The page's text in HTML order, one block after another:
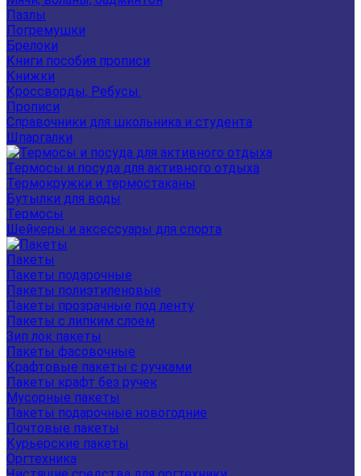
Пазлы
Погремушки
Брелоки
Книги пособия прописи
Книжки
Кроссворды, Ребусы.
Прописи
Справочники для школьника и студента
Шпаргалки
Термосы и посуда для активного отдыха
Термокружки и термостаканы
Бутылки для воды
Термосы
Шейкеры и аксессуары для спорта
Пакеты
Пакеты подарочные
Пакеты полиэтиленовые
Пакеты прозрачные под ленту
Пакеты с липким слоем
Зип лок пакеты
Пакеты фасовочные
Крафтовые пакеты с ручками
Пакеты крафт без ручек
Мусорные пакеты
Пакеты подарочные новогодние
Почтовые пакеты
Курьерские пакеты
Оргтехника